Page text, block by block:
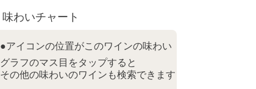
味わいチャート
●アイコンの位置がこのワインの味わい
グラフのマス目をタップすると
その他の味わいのワインも検索できます